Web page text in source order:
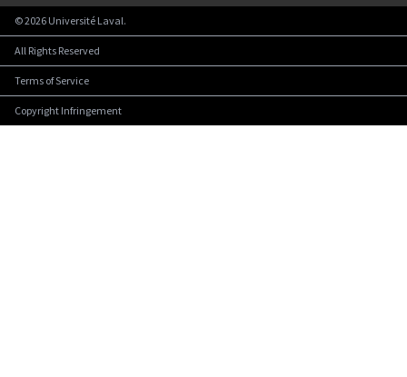
©2026 Université Laval.
All Rights Reserved
Terms of Service
Copyright Infringement